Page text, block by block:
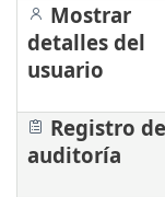
Mostrar
detalles del
usuario
Registro de
auditoría